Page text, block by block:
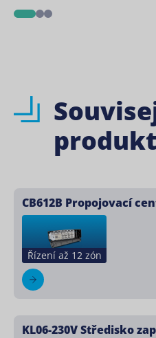
12
CB612B Propojovací
Řízení až 12 zón
KL06-230V Středisko